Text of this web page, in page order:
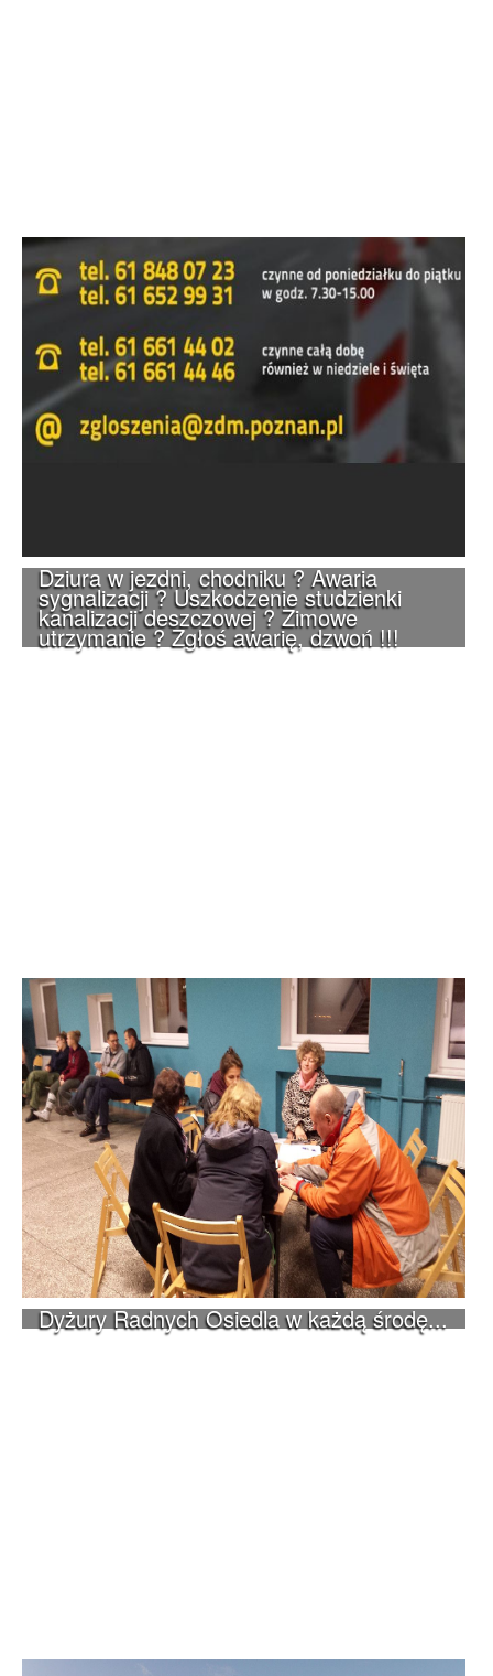
Dziura w jezdni, chodniku ? Awaria
sygnalizacji ? Uszkodzenie studzienki
kanalizacji deszczowej ? Zimowe
utrzymanie ? Zgłoś awarię, dzwoń !!!
Dyżury Radnych Osiedla w każdą środę...